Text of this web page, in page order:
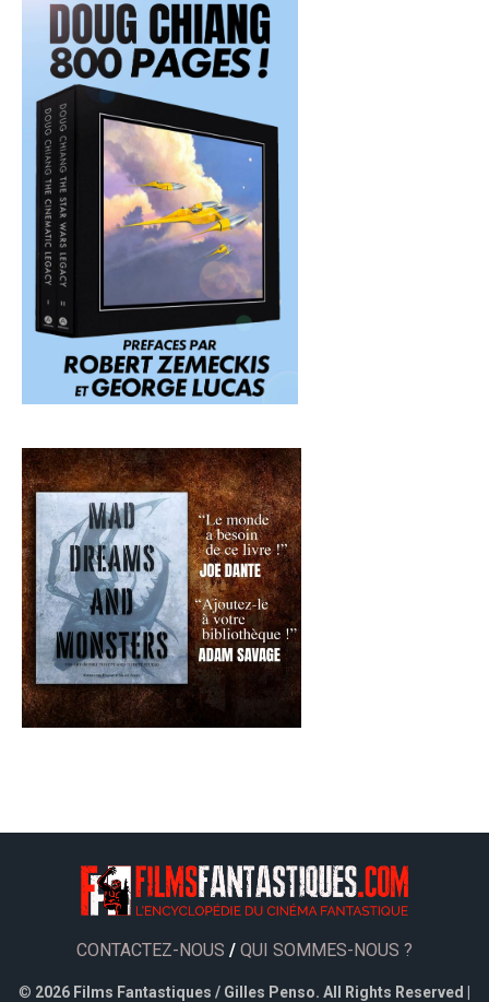
CONTACTEZ-NOUS / QUI SOMMES-NOUS ?
© 2026 Films Fantastiques / Gilles Penso. All Rights Reserved |